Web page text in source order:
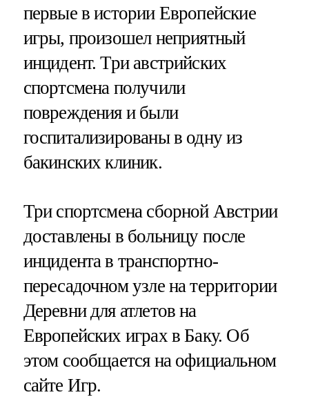
первые в истории Европейские
игры, произошел неприятный
инцидент. Три австрийских
спортсмена получили
повреждения и были
госпитализированы в одну из
бакинских клиник.
Три спортсмена сборной Австрии
доставлены в больницу после
инцидента в транспортно-
пересадочном узле на территории
Деревни для атлетов на
Европейских играх в Баку. Об
этом сообщается на официальном
сайте Игр.